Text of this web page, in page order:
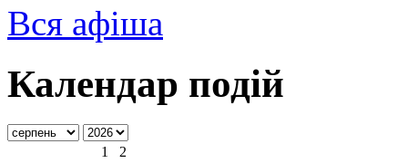
Вся афіша
Календар подій
1
2